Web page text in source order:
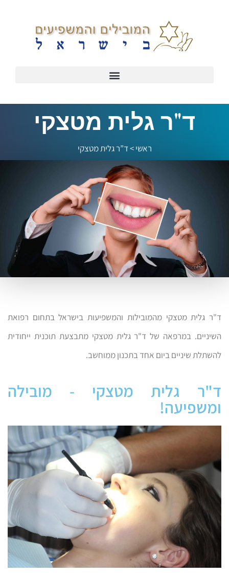
ד"ר גלית מטצקי
ראשי>ד”ר גלית מטצקי
ד"ר גלית מטצקי מהמובילות והמשפיעות בישראל בתחום רפואת
השיניים. במרפאה של ד"ר גלית מטצקי מתבצעת תוכנית ייחודית
להשתלת שיניים ביום אחד בתכנון ממוחשב.
ד"ר גלית מטצקי - מובילה
ומשפיעה!